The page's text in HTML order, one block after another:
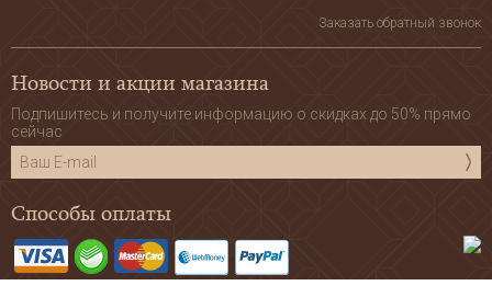
Заказать обратный звонок
Новости и акции магазина
Подпишитесь и получите информацию о скидках до 50% прямо
сейчас
Способы оплаты